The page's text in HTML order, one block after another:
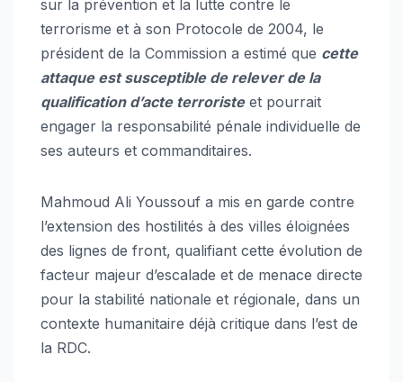
sur la prévention et la lutte contre le
terrorisme et à son Protocole de 2004, le
président de la Commission a estimé que cette
attaque est susceptible de relever de la
qualification d’acte terroristeet pourrait
engager la responsabilité pénale individuelle de
ses auteurs et commanditaires.
Mahmoud Ali Youssouf a mis en garde contre
l’extension des hostilités à des villes éloignées
des lignes de front, qualifiant cette évolution de
facteur majeur d’escalade et de menace directe
pour la stabilité nationale et régionale, dans un
contexte humanitaire déjà critique dans l’est de
la RDC.